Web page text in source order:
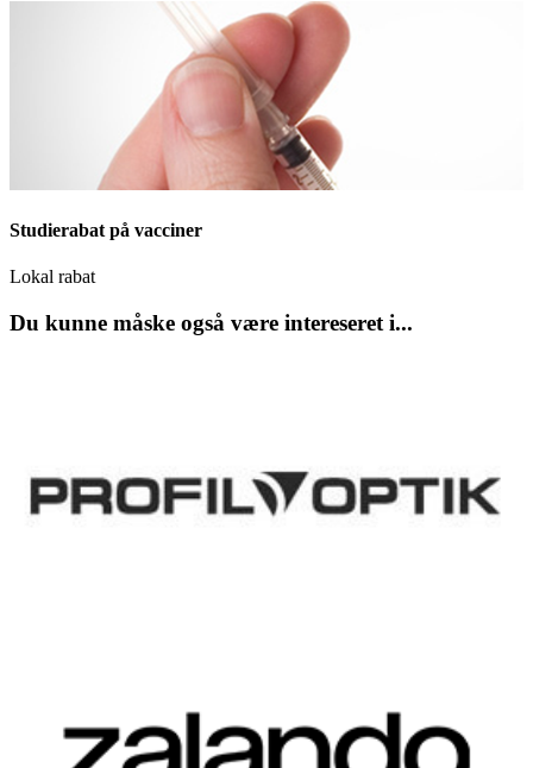
Studierabat på vacciner
Lokal rabat
Du kunne måske også være intereseret i...